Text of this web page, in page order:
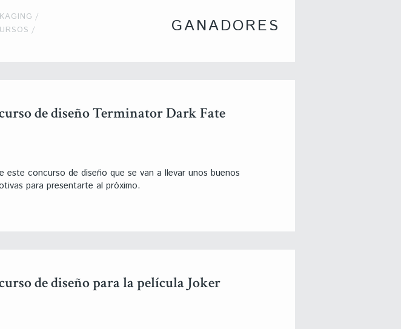
GANADORES
de diseño Terminator Dark Fate
este concurso de diseño que se van a llevar unos buenos
para presentarte al próximo.
de diseño para la película Joker